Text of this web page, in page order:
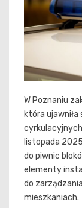
W Poznaniu
która
listopada
do piwnic
elementy
do
mieszkaniach.